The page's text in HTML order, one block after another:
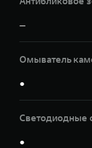
—
Омыватель
●
Светодиодные
●